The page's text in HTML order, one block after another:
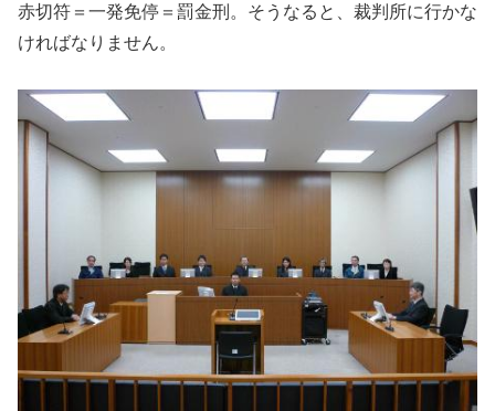
赤切符＝一発免停＝罰金刑。そうなると、裁判所に行かな
ければなりません。